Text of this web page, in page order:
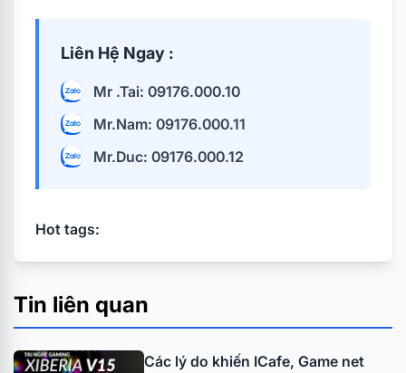
Tin liên quan
Các lý do khiến ICafe, Game net
Liên Hệ Ngay :
Mr .Tai: 09176.000.10
Mr.Nam: 09176.000.11
Mr.Duc: 09176.000.12
Hot tags: